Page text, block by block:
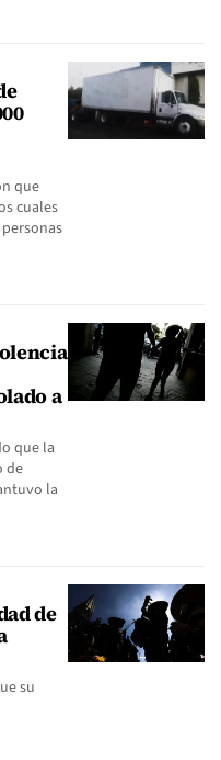
que
cuales
a
que la
de
la
de
su